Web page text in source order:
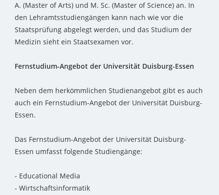
A. (Master of Arts) und M. Sc. (Master of Science) an. In
den Lehramtsstudiengängen kann nach wie vor die
Staatsprüfung abgelegt werden, und das Studium der
Medizin sieht ein Staatsexamen vor.
Fernstudium-Angebot der Universität Duisburg-Essen
Neben dem herkömmlichen Studienangebot gibt es auch
auch ein Fernstudium-Angebot der Universität Duisburg-
Essen.
Das Fernstudium-Angebot der Universität Duisburg-
Essen umfasst folgende Studiengänge:
- Educational Media
- Wirtschaftsinformatik